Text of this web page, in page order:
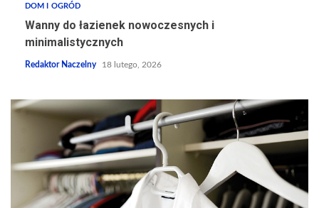
DOM I OGRÓD
Wanny do łazienek nowoczesnych i
minimalistycznych
Redaktor Naczelny 18 lutego, 2026